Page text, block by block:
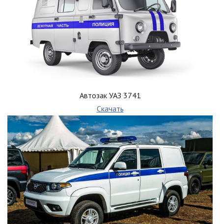
Автозак УАЗ 3741
Скачать